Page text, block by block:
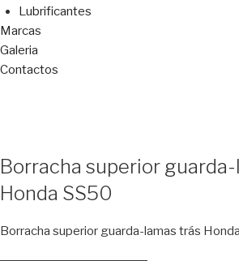
Lubrificantes
Marcas
Galeria
Contactos
Borracha superior
Honda SS50
Borracha superior guarda-lamas trás